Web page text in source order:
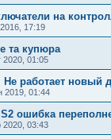
на
17:19
та купюра
2020, 01:05
Не работает новый
2019, 01:44
S2 ошибка
2020, 03:43